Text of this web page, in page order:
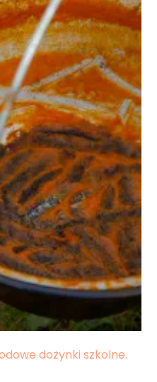
dożynki szkolne.